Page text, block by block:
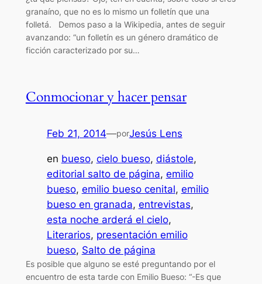
granaíno, que no es lo mismo un folletín que una
folletá. Demos paso a la Wikipedia, antes de seguir
avanzando: “un folletín es un género dramático de
ficción caracterizado por su…
Conmocionar y hacer pensar
Feb 21, 2014—porJesús Lens
en bueso, cielo bueso, diástole
editorial salto de página, emilio
bueso, emilio bueso cenital, emilio
bueso en granada, entrevistas
esta noche arderá el cielo
Literarios, presentación emilio
bueso, Salto de página
Es posible que alguno se esté preguntando por el
encuentro de esta tarde con Emilio Bueso: “-Es que